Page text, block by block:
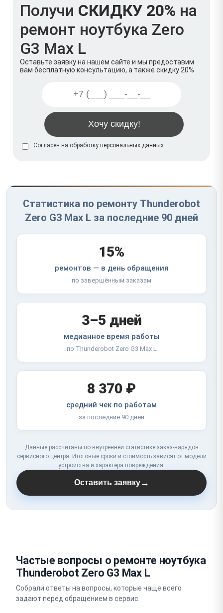
Получи СКИДКУ 20% на
ремонт ноутбука Zero
G3 Max L
Оставьте заявку на нашем сайте и мы предоставим
вам бесплатную консультацию, а также скидку 20%
Согласен на обработку персональных данных
Статистика по ремонту Thunderobot
Zero G3 Max L за последние 90 дней
15%
ремонтов — в день обращения
по завершённым заказам
3–5 дней
медианное время работы
по Thunderobot Zero G3 Max L
8 370 ₽
средний чек по работам
за последние 90 дней
Данные рассчитаны по внутренней статистике заказ-нарядов
сервисного центра. Итоговые сроки и стоимость зависят от модели
устройства и характера повреждения.
Оставить заявку→
Частые вопросы о ремонте ноутбука
Thunderobot Zero G3 Max L
Собрали ответы на вопросы, которые чаще всего
задают перед обращением в сервис.